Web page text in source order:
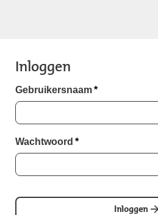
Inloggen
Gebruikersnaam*
Wachtwoord *
Inloggen